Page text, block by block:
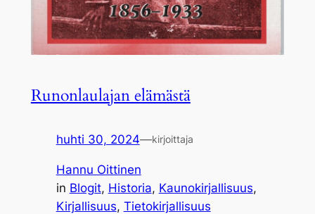
Runonlaulajan elämästä
huhti 30, 2024—kirjoittaja
Hannu Oittinen
in Blogit, Historia, Kaunokirjallisuus
Kirjallisuus, Tietokirjallisuus